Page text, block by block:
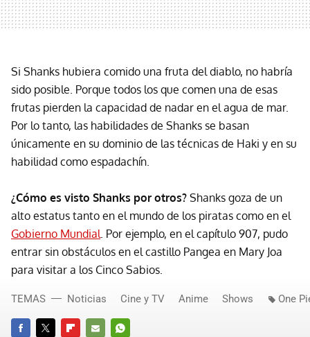
Si Shanks hubiera comido una fruta del diablo, no habría
sido posible. Porque todos los que comen una de esas
frutas pierden la capacidad de nadar en el agua de mar.
Por lo tanto, las habilidades de Shanks se basan
únicamente en su dominio de las técnicas de Haki y en su
habilidad como espadachín.
¿Cómo es visto Shanks por otros? Shanks goza de un
alto estatus tanto en el mundo de los piratas como en el
Gobierno Mundial. Por ejemplo, en el capítulo 907, pudo
entrar sin obstáculos en el castillo Pangea en Mary Joa
para visitar a los Cinco Sabios.
TEMAS Noticias Cine y TV Anime Shows One